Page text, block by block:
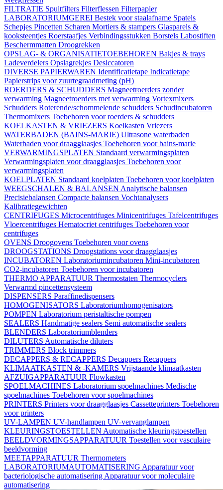
FILTRATIE Spuitfilters Filterflessen Filterpapier
LABORATORIUMGEREI Bestek voor staalafname Spatels
Schepjes Pincetten Scharen Mortiers & stampers Glasparels &
kooksteentjes Roerstaafjes Verbindingsstukken Borstels Labostiften
Beschermmatten Droogrekken
OPSLAG- & ORGANISATIETOEBEHOREN Bakjes & trays
Ladeverdelers Opslagrekjes Desiccatoren
DIVERSE PAPIERWAREN Identificatietape Indicatietape
Papierstrips voor zuurtegraadmeting (pH)
ROERDERS & SCHUDDERS Magneetroerders zonder
verwarming Magneetroerders met verwarming Vortexmixers
Schudders Roterende/schommelende schudders Schudincubatoren
Thermomixers Toebehoren voor roerders & schudders
KOELKASTEN & VRIEZERS Koelkasten Vriezers
WATERBADEN (BAINS-MARIE) Ultrasone waterbaden
Waterbaden voor draagglaasjes Toebehoren voor bains-marie
VERWARMINGSPLATEN Standaard verwarmingsplaten
Verwarmingsplaten voor draagglaasjes Toebehoren voor
verwarmingsplaten
KOELPLATEN Standaard koelplaten Toebehoren voor koelplaten
WEEGSCHALEN & BALANSEN Analytische balansen
Precisiebalansen Compacte balansen Vochtanalysers
Kalibratiegewichten
CENTRIFUGES Microcentrifuges Minicentrifuges Tafelcentrifuges
Vloercentrifuges Hematocriet centrifuges Toebehoren voor
centrifuges
OVENS Droogovens Toebehoren voor ovens
DROOGSTATIONS Droogstations voor draagglaasjes
INCUBATOREN Laboratoriumincubatoren Mini-incubatoren
CO2-incubatoren Toebehoren voor incubatoren
THERMO APPARATUUR Thermostaten Thermocyclers
Verwarmd pincettensysteem
DISPENSERS Paraffinedispensers
HOMOGENISATORS Laboratoriumhomogenisators
POMPEN Laboratorium peristaltische pompen
SEALERS Handmatige sealers Semi automatische sealers
BLENDERS Laboratoriumblenders
DILUTERS Automatische diluters
TRIMMERS Block trimmers
DECAPPERS & RECAPPERS Decappers Recappers
KLIMAATKASTEN & -KAMERS Vrijstaande klimaatkasten
AFZUIGAPPARATUUR Flowkasten
SPOELMACHINES Laboratorium spoelmachines Medische
spoelmachines Toebehoren voor spoelmachines
PRINTERS Printers voor draagglaasjes Cassetteprinters Toebehoren
voor printers
UV-LAMPEN UV-handlampen UV-vervanglampen
KLEURINGSTOESTELLEN Automatische kleuringstoestellen
BEELDVORMINGSAPPARATUUR Toestellen voor vasculaire
beeldvorming
MEETAPPARATUUR Thermometers
LABORATORIUMAUTOMATISERING Apparatuur voor
bacteriologische automatisering Apparatuur voor moleculaire
automatisering